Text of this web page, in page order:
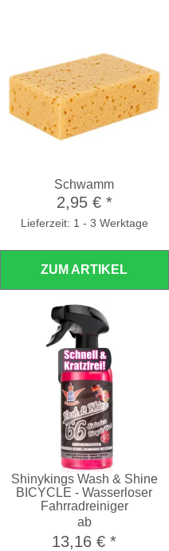
Schwamm
2,95 € *
Lieferzeit: 1 - 3 Werktage
ZUM ARTIKEL
Shinykings Wash & Shine
BICYCLE - Wasserloser
Fahrradreiniger
ab
13,16 €*